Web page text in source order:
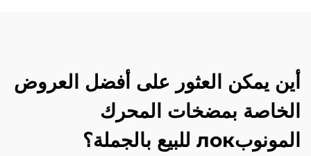
أين يمكن العثور على أفضل العروض
الخاصة بمضخات المحرك
المونوبлок للبيع بالجملة؟